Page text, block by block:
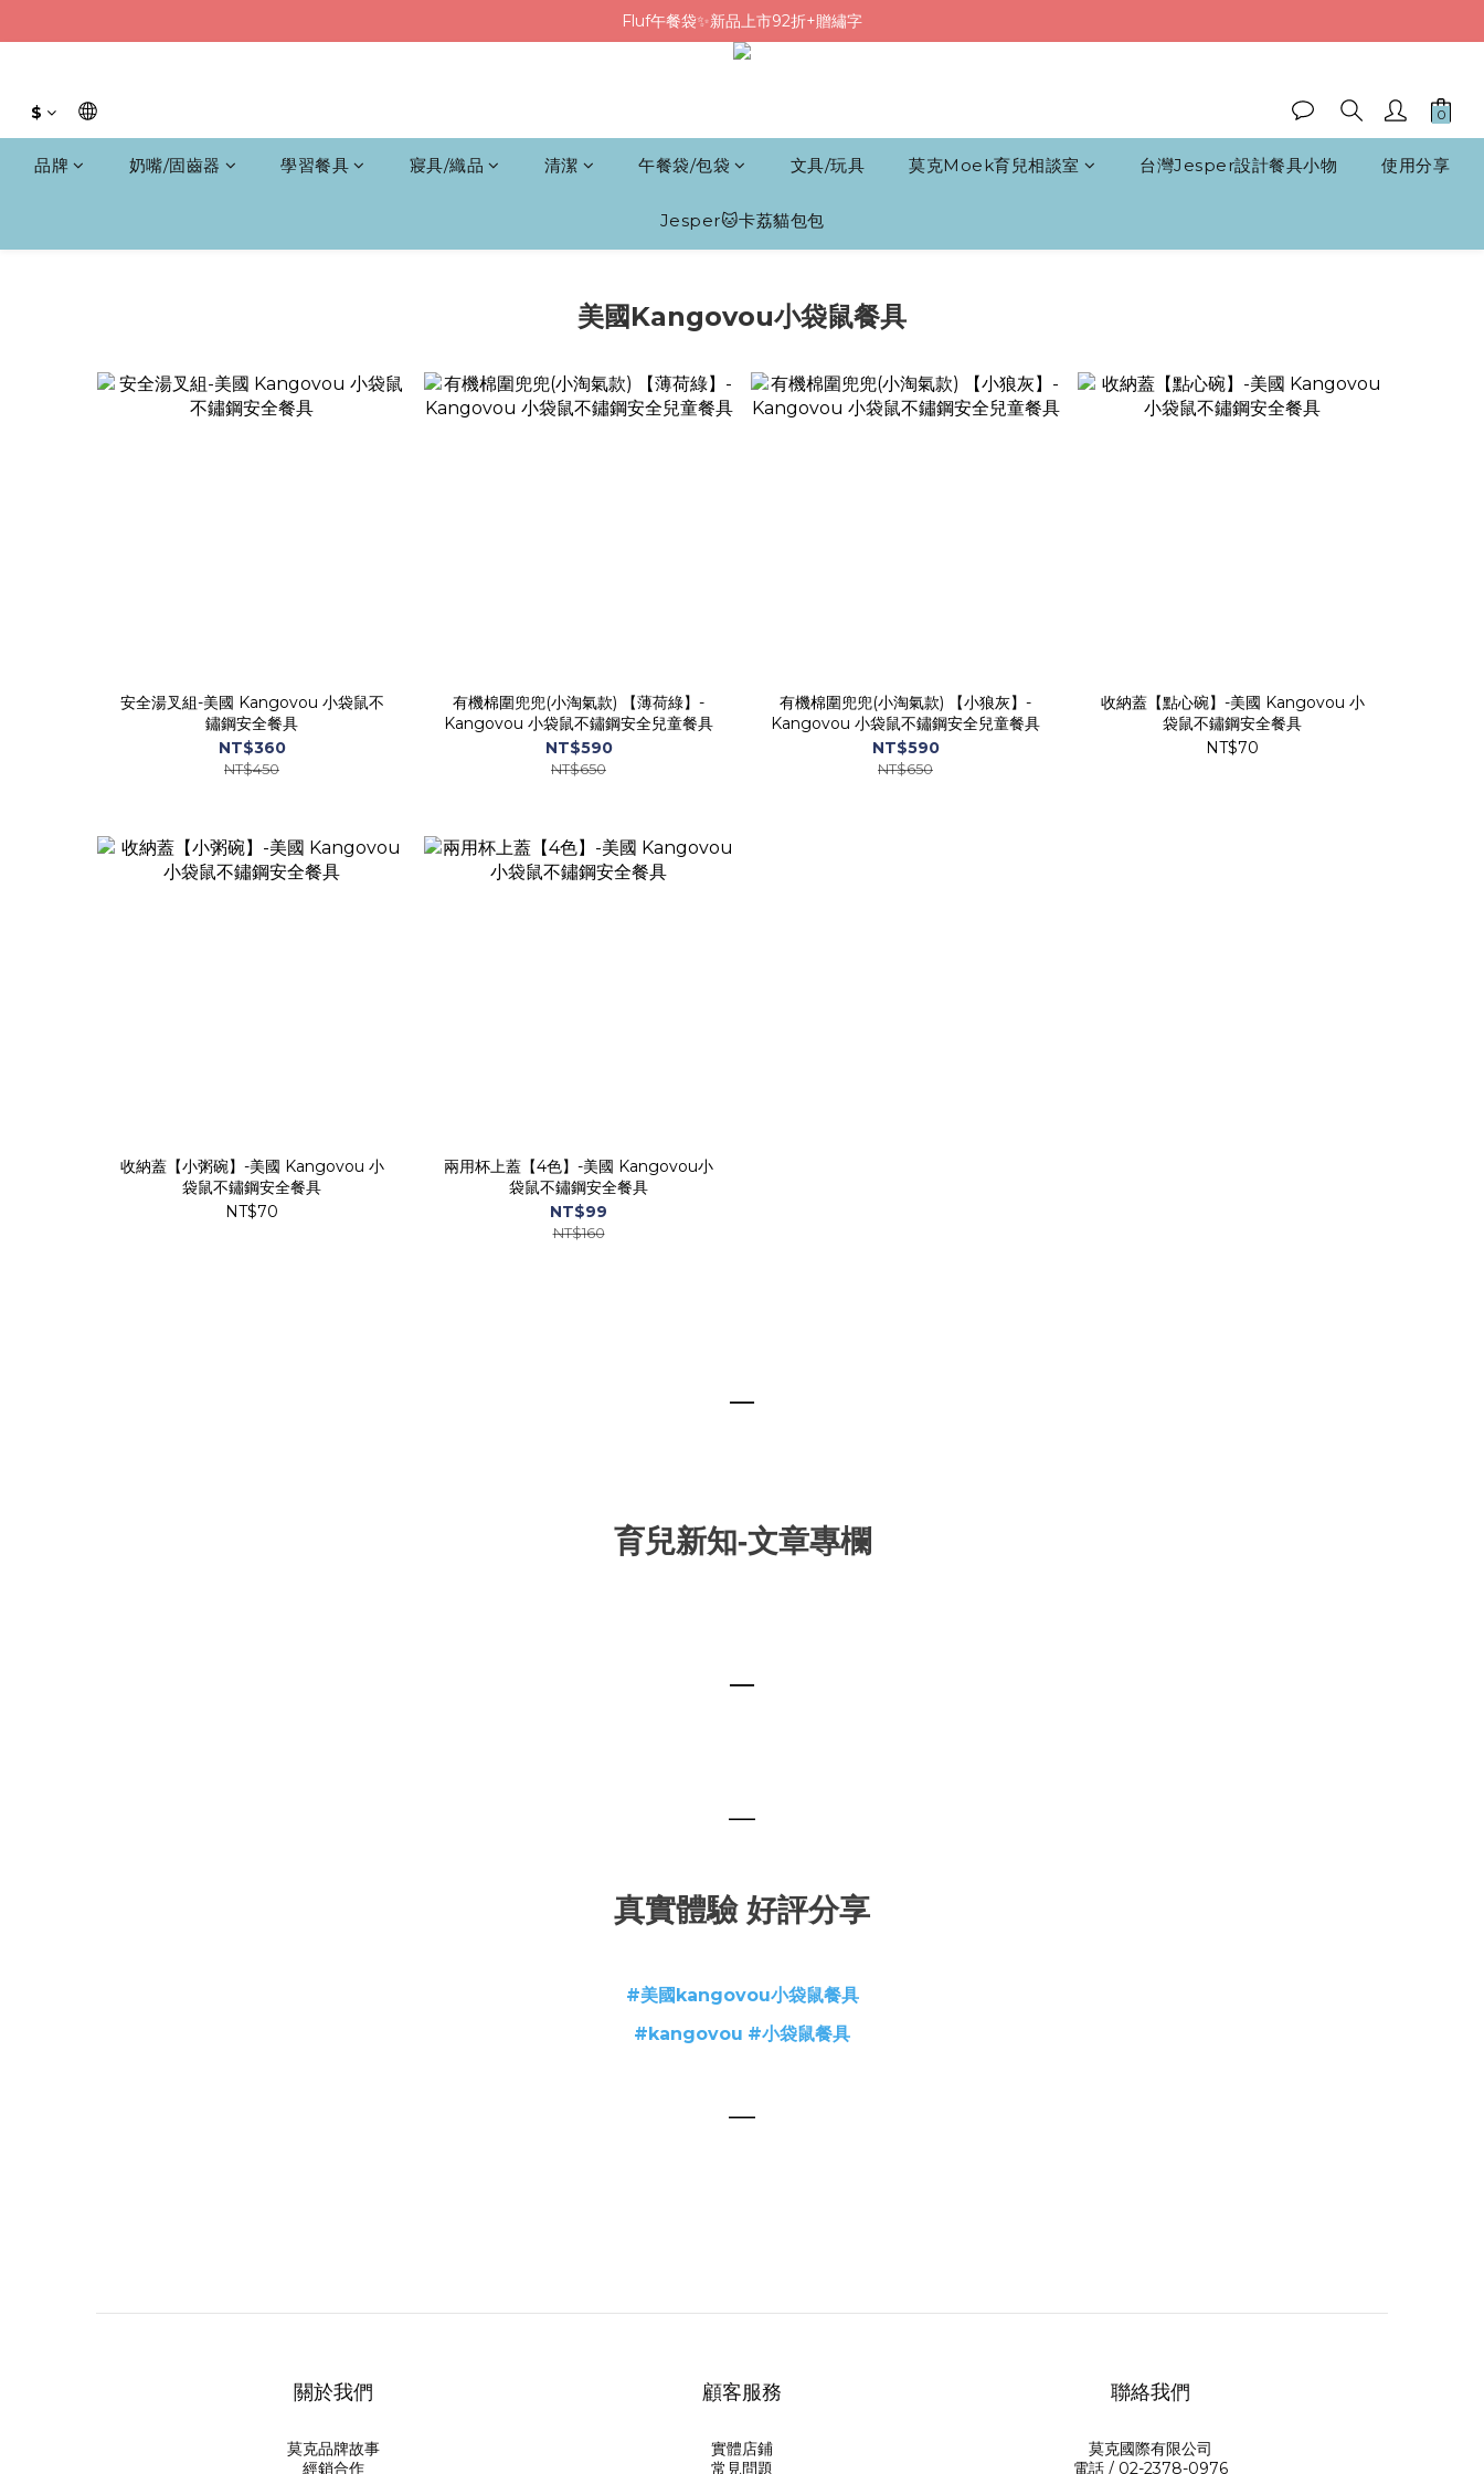
Fluf午餐袋✨新品上市92折+贈繡字
Fluf午餐袋✨新品上市92折+贈繡字
三色碗組上市🍚贈中英文姓名&【水果】雷雕
$
品牌 奶嘴/固齒器 學習餐具 寢具/織品 清潔 午餐袋/包袋 文具/玩具 莫克Moek育兒相談室 台灣Jesper設計餐具小物 使用分享
Jesper🐱卡荔貓包包
美國Kangovou小袋鼠餐具
安全湯叉組-美國 Kangovou 小袋鼠不
鏽鋼安全餐具
NT$360
NT$450
有機棉圍兜兜(小淘氣款) 【薄荷綠】-
Kangovou 小袋鼠不鏽鋼安全兒童餐具
NT$590
NT$650
有機棉圍兜兜(小淘氣款) 【小狼灰】-
Kangovou 小袋鼠不鏽鋼安全兒童餐具
NT$590
NT$650
收納蓋【點心碗】-美國 Kangovou 小
袋鼠不鏽鋼安全餐具
NT$70
收納蓋【小粥碗】-美國 Kangovou 小
袋鼠不鏽鋼安全餐具
NT$70
兩用杯上蓋【4色】-美國 Kangovou小
袋鼠不鏽鋼安全餐具
NT$99
NT$160
—
育兒新知-文章專欄
—
—
真實體驗 好評分享
#美國kangovou小袋鼠餐具
#kangovou #小袋鼠餐具
—
關於我們
莫克品牌故事
經銷合作
顧客服務
實體店鋪
常見問題
聯絡我們
莫克國際有限公司
電話 / 02-2378-0976